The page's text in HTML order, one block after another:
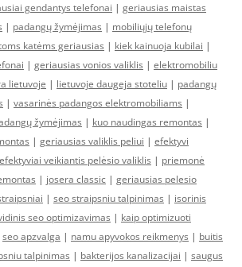
gendantys telefonai | geriausias maistas
| padangų žymėjimas | mobiliųjų telefonų
katėms geriausias | kiek kainuoja kubilai |
| geriausias vonios valiklis | elektromobiliu
lietuvoje | lietuvoje daugeja stoteliu | padangų
| vasarinės padangos elektromobiliams |
žymėjimas | kuo naudingas remontas |
| geriausias valiklis peliui | efektyvi
efektyviai veikiantis pelėsio valiklis | priemonė
| josera classic | geriausias pelesio
| seo straipsniu talpinimas | isorinis
seo optimizavimas | kaip optimizuoti
seo apzvalga | namu apyvokos reikmenys | buitis
talpinimas | bakterijos kanalizacijai | saugus